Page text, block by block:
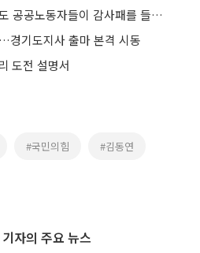
황대호가 싸웠더니, 경기도 공공노동자들이 감사패를 들고 왔다
경기도지사 출마 본격 시동
도전 설명서
#국민의힘 #김동연
자의 주요 뉴스